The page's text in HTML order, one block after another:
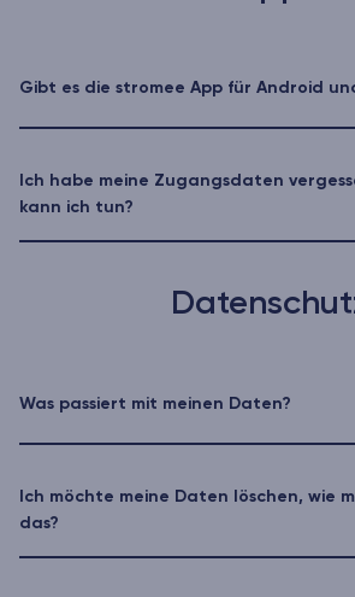
Gibt es die stromee App für Android
Ich habe meine Zugangsdaten
kann ich tun?
Was passiert mit meinen Daten?
Ich möchte meine Daten löschen, wie
das?